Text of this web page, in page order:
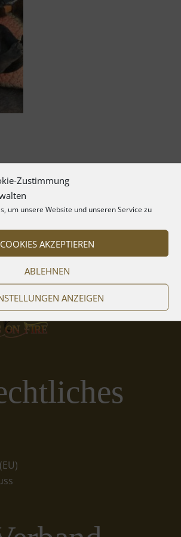
Zustimmung
um unsere Website und unseren Service zu
COOKIES AKZEPTIEREN
ABLEHNEN
ANZEIGEN